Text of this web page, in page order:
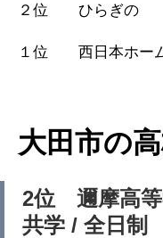
２位 ひら
１位 西日本
大田市の
2位 邇摩高
共学 / 全日制